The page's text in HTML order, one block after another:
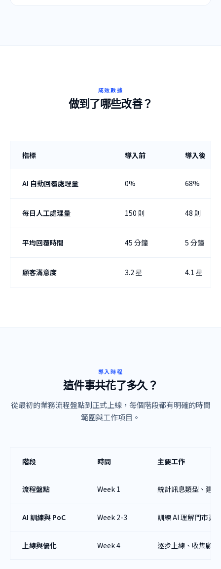
成效數據
做到了哪些改善？
指標 導入前 導入後
AI 自動回覆處理量 0% 68%
每日人工處理量 150 則 48 則
平均回覆時間 45 分鐘 5 分鐘
顧客滿意度 3.2 星 4.1 星
導入時程
這件事共花了多久？
從最初的業務流程盤點到正式上線，每個階段都有明確的時間
範圍與工作項目。
階段 時間 主要工作
流程盤點 Week 1 統計訊息類型、建立
AI 訓練與 PoC Week 2-3 訓練 AI 理解門市資
上線與優化 Week 4 逐步上線、收集顧